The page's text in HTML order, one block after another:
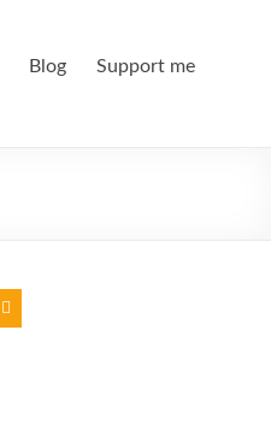
Blog Support me